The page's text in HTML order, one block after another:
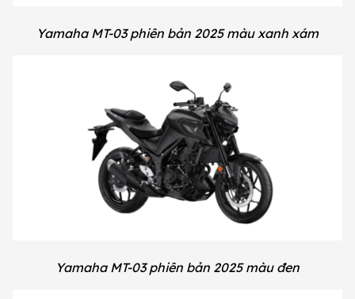
Yamaha MT-03 phiên bản 2025 màu xanh xám
Yamaha MT-03 phiên bản 2025 màu đen